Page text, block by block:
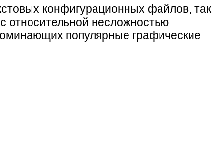
конфигурационных файлов, так
относительной несложностью
популярные графические